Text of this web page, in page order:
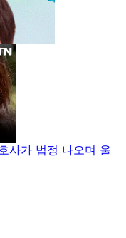
사가 법정 나오며 울